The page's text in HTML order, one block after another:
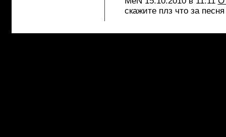
скажите плз что за песня